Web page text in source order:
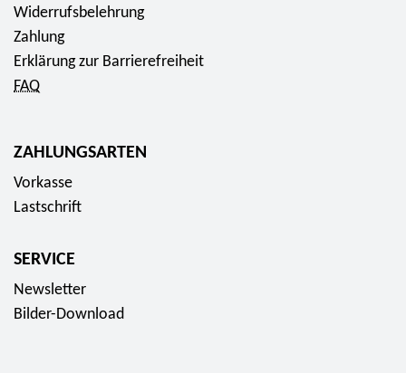
Widerrufsbelehrung
Zahlung
Erklärung zur Barrierefreiheit
FAQ
ZAHLUNGSARTEN
Vorkasse
Lastschrift
SERVICE
Newsletter
Bilder-Download